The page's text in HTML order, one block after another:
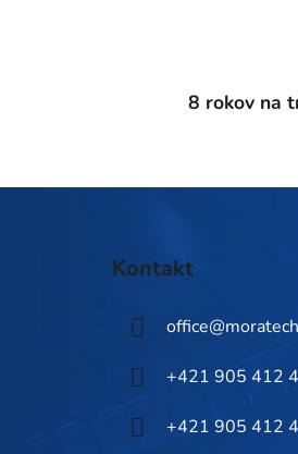
8 rokov na
Kontakt
office@
+421 905 412
+421 905 412